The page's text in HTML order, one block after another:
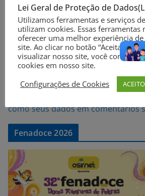
Notifique-me sobre novos
Notifique-me sobre novas
Este site utiliza o Akismet para
como seus dados em comentários
Fenadoce 2026
Lei Geral de Proteção de
Utilizamos ferramentas e serviços
utilizam cookies. Essas ferramentas
oferecer uma melhor experiência
site. Ao clicar no botão “Aceitar” ou
visualizar nosso site, você concorda
cookies em nosso site.
Configurações de Cookies
ACEITO